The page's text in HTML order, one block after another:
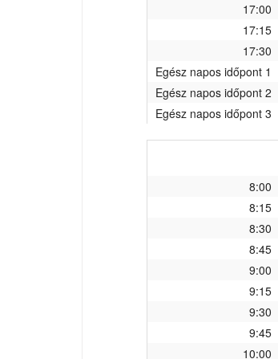
17:00
17:15
17:30
Egész napos időpont 1
Egész napos időpont 2
Egész napos időpont 3
8:00
8:15
8:30
8:45
9:00
9:15
9:30
9:45
10:00